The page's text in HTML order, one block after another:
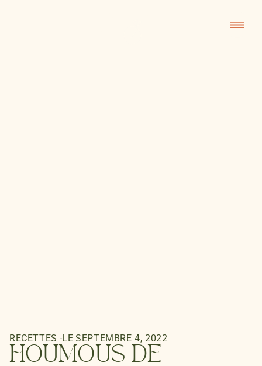
RECETTES -LE SEPTEMBRE 4, 2022
HOUMOUS DE